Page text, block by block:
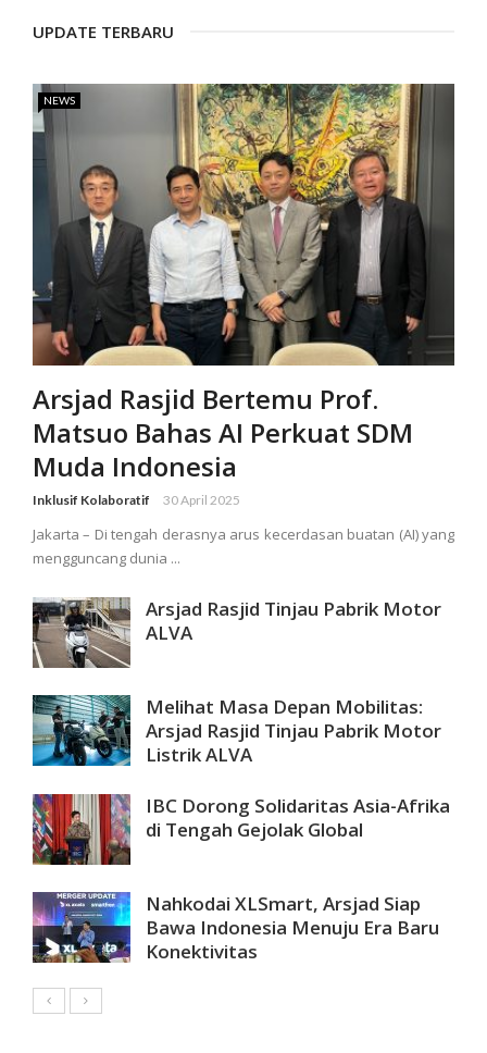
UPDATE TERBARU
NEWS
Arsjad Rasjid Bertemu Prof.
Matsuo Bahas AI Perkuat SDM
Muda Indonesia
Inklusif Kolaboratif 30 April 2025
Jakarta – Di tengah derasnya arus kecerdasan buatan (AI) yang
mengguncang dunia ...
Arsjad Rasjid Tinjau Pabrik Motor
ALVA
Melihat Masa Depan Mobilitas:
Arsjad Rasjid Tinjau Pabrik Motor
Listrik ALVA
IBC Dorong Solidaritas Asia-Afrika
di Tengah Gejolak Global
Nahkodai XLSmart, Arsjad Siap
Bawa Indonesia Menuju Era Baru
Konektivitas